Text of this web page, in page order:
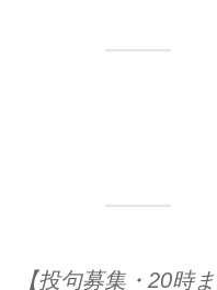
【投句募集・20時ま